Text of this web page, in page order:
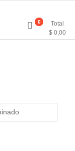
0
Total
$ 0,00